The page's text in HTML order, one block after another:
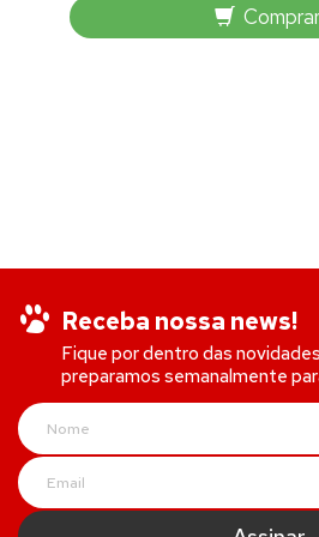
Comprar
Receba nossa news!
Fique por dentro das
preparamos semanalmente